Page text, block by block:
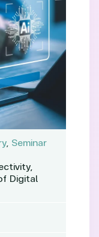
, Seminar
Digital